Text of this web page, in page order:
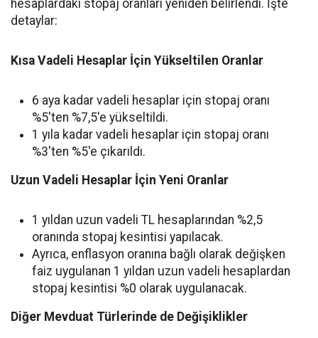
hesaplardaki stopaj oranları yeniden belirlendi. İşte
detaylar:
Kısa Vadeli Hesaplar İçin Yükseltilen Oranlar
6 aya kadar vadeli hesaplar için stopaj oranı
%5'ten %7,5'e yükseltildi.
1 yıla kadar vadeli hesaplar için stopaj oranı
%3'ten %5'e çıkarıldı.
Uzun Vadeli Hesaplar İçin Yeni Oranlar
1 yıldan uzun vadeli TL hesaplarından %2,5
oranında stopaj kesintisi yapılacak.
Ayrıca, enflasyon oranına bağlı olarak değişken
faiz uygulanan 1 yıldan uzun vadeli hesaplardan
stopaj kesintisi %0 olarak uygulanacak.
Diğer Mevduat Türlerinde de Değişiklikler